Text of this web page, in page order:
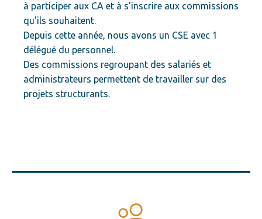
à participer aux CA et à s'inscrire aux commissions
qu'ils souhaitent.
Depuis cette année, nous avons un CSE avec 1
délégué du personnel.
Des commissions regroupant des salariés et
administrateurs permettent de travailler sur des
projets structurants.